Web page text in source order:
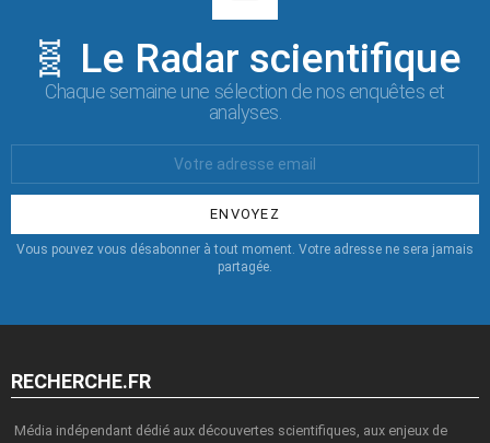
🧬 Le Radar scientifique
Chaque semaine une sélection de nos enquêtes et
analyses.
:
Vous pouvez vous désabonner à tout moment. Votre adresse ne sera jamais
partagée.
RECHERCHE.FR
Média indépendant dédié aux découvertes scientifiques, aux enjeux de